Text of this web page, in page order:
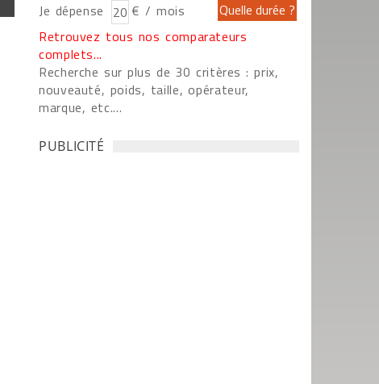
Je dépense
€ / mois
Retrouvez tous nos comparateurs
complets...
Recherche sur plus de 30 critères : prix,
nouveauté, poids, taille, opérateur,
marque, etc....
PUBLICITÉ